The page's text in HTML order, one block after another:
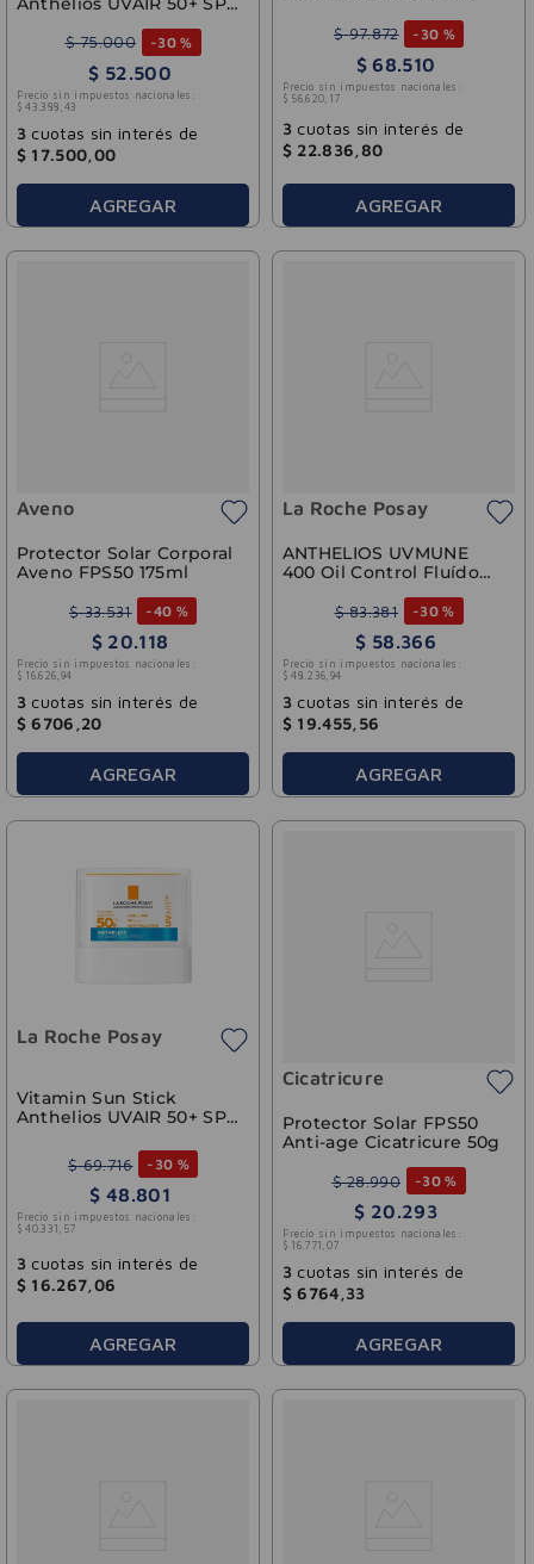
Posay 50ml
$ 75.000 -30 %
$ 52.500
Precio sin impuestos nacionales:
$ 43 .388 43
3 cuotas sin interés de
$ 17.500 00
AGREGAR
$ 97.872 - 30 %
$ 68 510
Precio sin impuestos nacionales:
$ 56 .620 17
3 cuotas sin interés de
$ 22.836 80
AGREGAR
Aveno
Protector Solar Corporal
Aveno FPS50 175ml
$ 33.531 -40 %
$ 20.118
Precio sin impuestos nacionales:
$ 16.626, 94
3 cuotas sin interés de
$ 6706,20
AGREGAR
La Roche Posay
ANTHELIOS UVMUNE
400 Oil Control Fluído
$ 83.381 -30 %
$ 58.366
Precio sin impuestos nacionales:
$ 48 .236, 94
3 cuotas sin interés de
$ 19.455,56
AGREGAR
La Roche Posay
Vitamin Sun Stick
Anthelios UVAIR 50+ SPF
$ 69.716 - 30 %
$ 48.801
Precio sin impuestos nacionales:
$ 40.331 , 57
3 cuotas sin interés de
$ 16.267 06
AGREGAR
Cicatricure
Protector Solar FPS50
Anti-age Cicatricure 50g
$ 28.990 -30 %
$ 20.293
Precio sin impuestos nacionales:
$ 16.771 , 07
3 cuotas sin interés de
$ 6764 33
AGREGAR